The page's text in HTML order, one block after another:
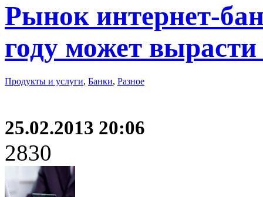
Рынок интернет-
году может вырасти
Продукты и услуги, Банки, Разное
25.02.2013 20:06
2830